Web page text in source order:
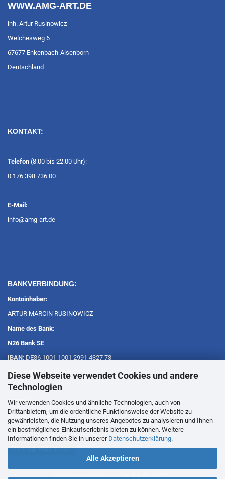
Diese Webseite verwendet Cookies und andere
Technologien
Wir verwenden Cookies und ähnliche Technologien, auch von
Drittanbietern, um die ordentliche Funktionsweise der Website zu
gewährleisten, die Nutzung unseres Angebotes zu analysieren und Ihnen
ein bestmögliches Einkaufserlebnis bieten zu können. Weitere
Informationen finden Sie in unserer Datenschutzerklärung.
Alle Akzeptieren
WWW.AMG-ART.DE
inh. Artur Rusinowicz
Welchesweg 6
67677 Enkenbach-Alsenborn
Deutschland
KONTAKT:
Telefon (8.00 bis 22.00 Uhr):
0 176 398 736 00
E-Mail:
info@amg-art.de
BANKVERBINDUNG:
Kontoinhaber:
ARTUR MARCIN RUSINOWICZ
Name des Bank:
N26 Bank SE
IBAN: DE86 1001 1001 2991 4327 73
BIC-/SWIFT: NTSBDEB1XXX
PAYPAL:
paypal@amg-art.de
Vertrag widerrufen